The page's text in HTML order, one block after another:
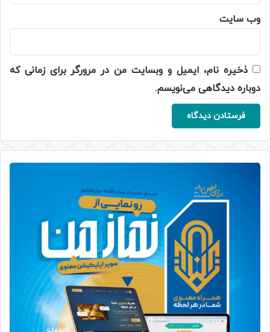
وب‌ سایت
ذخیره نام، ایمیل و وبسایت من در مرورگر برای زمانی که
دوباره دیدگاهی می‌نویسم.